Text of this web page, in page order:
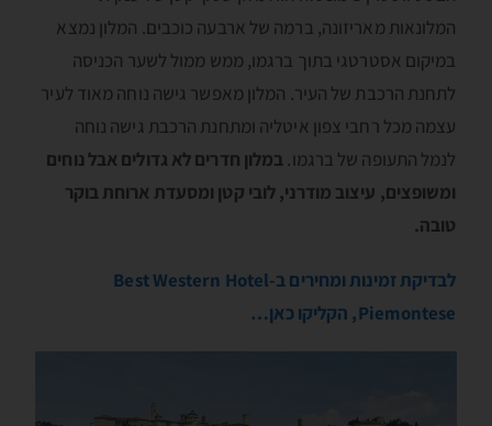
המלונאות מאריזונה, ברמה של ארבעה כוכבים. המלון נמצא
במיקום אסטרטגי בתוך ברגמו, ממש ממול לשער הכניסה
לתחנת הרכבת של העיר. המלון מאפשר גישה נוחה מאוד לעיר
עצמה מכל רחבי צפון איטליה ומתחנת הרכבת גישה נוחה
לנמל התעופה של ברגמו. במלון חדרים לא גדולים אבל נוחים
ומשופצים, עיצוב מודרני, לובי קטן ומסעדת ארוחת בוקר
טובה.
לבדיקת זמינות ומחירים ב-Best Western Hotel
Piemontese, הקליקו כאן…